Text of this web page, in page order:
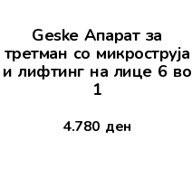
Geske Апарат за
третман со микроструја
и лифтинг на лице 6 во
1
4.780 ден